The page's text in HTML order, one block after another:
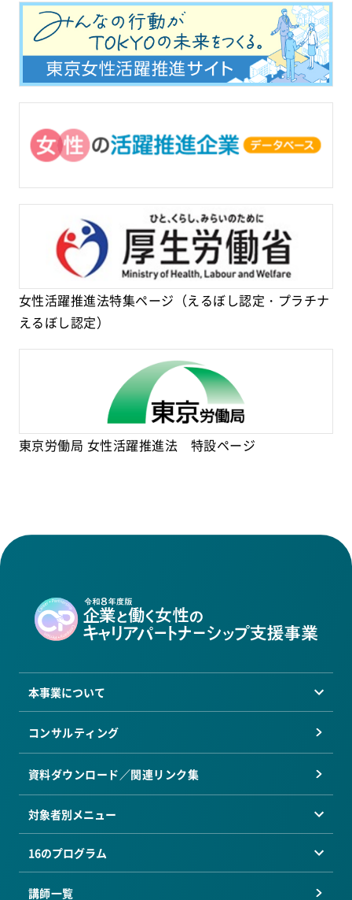
女性活躍推進法特集ページ（えるぼし認定・プラチナ
えるぼし認定）
東京労働局 女性活躍推進法 特設ページ
本事業について
コンサルティング
資料ダウンロード／関連リンク集
対象者別メニュー
16のプログラム
講師一覧